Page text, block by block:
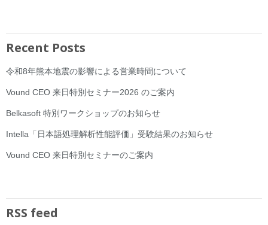
Recent Posts
令和8年熊本地震の影響による営業時間について
Vound CEO 来日特別セミナー2026 のご案内
Belkasoft 特別ワークショップのお知らせ
Intella「日本語処理解析性能評価」受験結果のお知らせ
Vound CEO 来日特別セミナーのご案内
RSS feed